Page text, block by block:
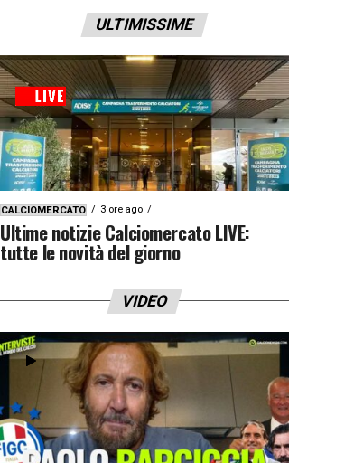
ULTIMISSIME
CALCIOMERCATO 3 ore ago
Ultime notizie Calciomercato LIVE:
tutte le novità del giorno
VIDEO